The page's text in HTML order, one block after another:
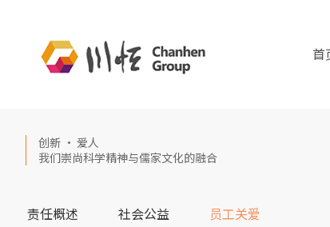
首
创新 · 爱人
我们崇尚科学精神与儒家文化的融合
责任概述 社会公益 员工关爱